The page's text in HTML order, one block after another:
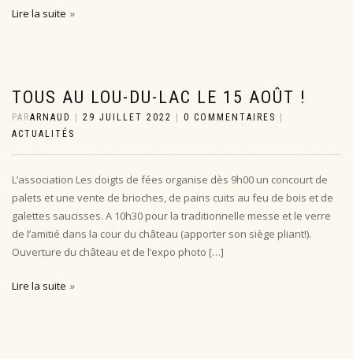
Lire la suite
TOUS AU LOU-DU-LAC LE 15 AOÛT !
PARARNAUD 29 JUILLET 2022 0 COMMENTAIRES
ACTUALITÉS
L’association Les doigts de fées organise dès 9h00 un concourt de
palets et une vente de brioches, de pains cuits au feu de bois et de
galettes saucisses. A 10h30 pour la traditionnelle messe et le verre
de l’amitié dans la cour du château (apporter son siège pliant!).
Ouverture du château et de l’expo photo […]
Lire la suite